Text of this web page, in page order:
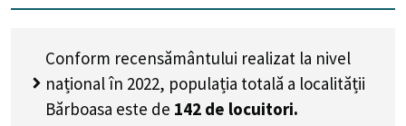
Conform recensământului realizat la nivel
național în 2022, populația totală a localității
Bărboasa este de 142 de locuitori.